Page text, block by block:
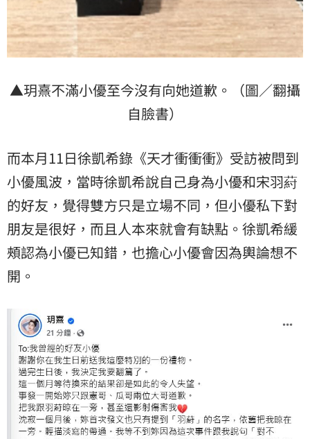
▲玥熹不滿小優至今沒有向她道歉。（圖／翻攝
自臉書）
而本月11日徐凱希錄《天才衝衝衝》受訪被問到
小優風波，當時徐凱希說自己身為小優和宋羽葤
的好友，覺得雙方只是立場不同，但小優私下對
朋友是很好，而且人本來就會有缺點。徐凱希緩
頰認為小優已知錯，也擔心小優會因為輿論想不
開。